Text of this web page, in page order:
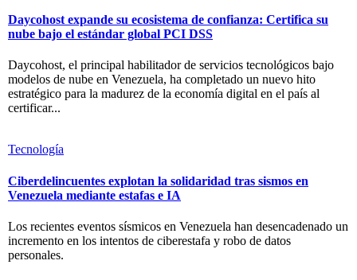
Daycohost expande su ecosistema de confianza: Certifica su
nube bajo el estándar global PCI DSS
Daycohost, el principal habilitador de servicios tecnológicos bajo
modelos de nube en Venezuela, ha completado un nuevo hito
estratégico para la madurez de la economía digital en el país al
certificar...
Tecnología
Ciberdelincuentes explotan la solidaridad tras sismos en
Venezuela mediante estafas e IA
Los recientes eventos sísmicos en Venezuela han desencadenado un
incremento en los intentos de ciberestafa y robo de datos
personales.